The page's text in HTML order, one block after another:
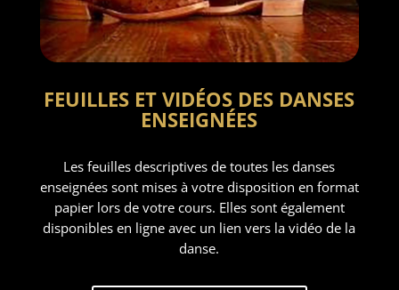
FEUILLES ET VIDÉOS DES DANSES
ENSEIGNÉES
Les feuilles descriptives de toutes les danses
enseignées sont mises à votre disposition en format
papier lors de votre cours. Elles sont également
disponibles en ligne avec un lien vers la vidéo de la
danse.